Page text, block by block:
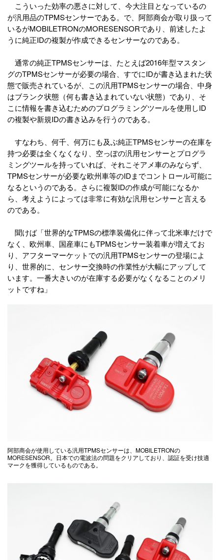
こういった効率の悪さに対して、今大注目となっているの
が汎用品のTPMSセンサーである。で、阿部商会が取り扱って
いるがMOBILETRONのMORESENSORであり、前述したよ
うに純正IDの複製が作成できるセンサーなのである。
通常の純正TPMSセンサーは、たとえば2016年型マスタン
グのTPMSセンサーが必要の場合、すでにIDが書き込まれた状
態で販売されているが、この汎用TPMSセンサーの場合、中身
はブランク状態（何も書き込まれていない状態）であり、そ
こに情報を書き込むためのプログラミングツールを使用しID
の複製や新規IDの書き込みを行うのである。
すなわち、何千、何万にも及ぶ純正TPMSセンサーの在庫を
持つ必要は全くなくなり、空っぽの汎用センサーとプログラ
ミングツールを持っていれば、それこそアメ車のみならず、
TPMSセンサーが必要な欧州車等のIDまでコントロール可能に
なるというのである。さらに複製IDの作成が可能になるか
ら、考えようによっては非常に有効な汎用センサーと言える
のである。
聞けば「世界的なTPMSの標準装備化に伴って北米車だけで
なく、欧州車、国産車にもTPMSセンサー装着車が増えてお
り、アフターマーケットでの汎用TPMSセンサーの登場によ
り、世界的に、センサー交換時の作業性が大幅にアップして
います。一番大きいのが在庫する必要がなくなることのメリ
ットですね」
阿部商会が使用している汎用TPMSセンサーは、MOBILETRONの
MORESENSOR。日本での電波法の問題をクリアしており、認証を受け技適
マークを獲得しているものである。